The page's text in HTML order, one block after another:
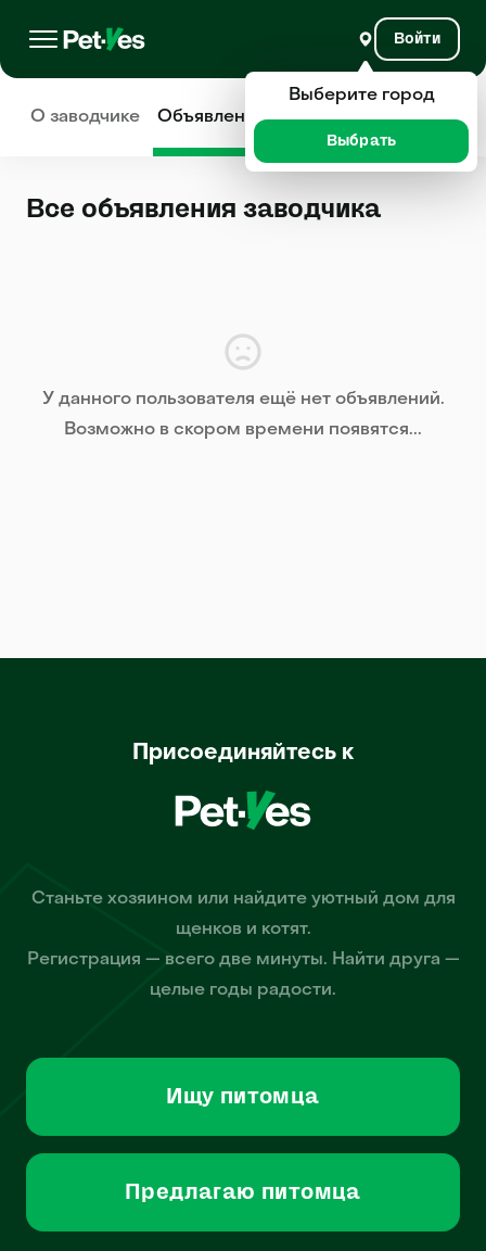
Войти
О заводчике Объявления Отзывы
Все объявления заводчика
У данного пользователя ещё нет объявлений.
Возможно в скором времени появятся...
Присоединяйтесь к
Станьте хозяином или найдите уютный дом для
щенков и котят.
Регистрация — всего две минуты. Найти друга —
целые годы радости.
Ищу питомца
Предлагаю питомца
Выберите город
Выбрать